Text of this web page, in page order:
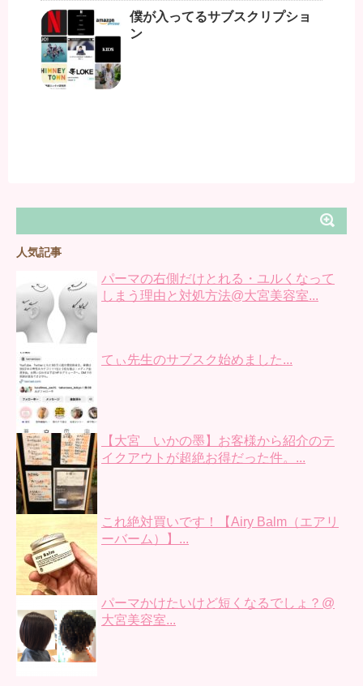
僕が入ってるサブスクリプショ
ン
人気記事
パーマの右側だけとれる・ユルくなって
しまう理由と対処方法@大宮美容室...
てぃ先生のサブスク始めました...
【大宮 いかの墨】お客様から紹介のテ
イクアウトが超絶お得だった件。...
これ絶対買いです！【Airy Balm（エアリ
ーバーム）】...
パーマかけたいけど短くなるでしょ？@
大宮美容室...